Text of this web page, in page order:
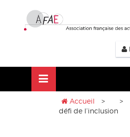
contenu
Accueil >
>
défi de l’inclusion